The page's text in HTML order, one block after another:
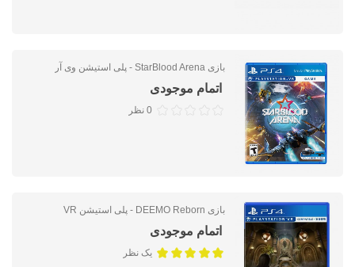
بازی StarBlood Arena - پلی استیشن وی آر
اتمام موجودی
0 نظر
بازی DEEMO Reborn - پلی استیشن VR
اتمام موجودی
یک نظر